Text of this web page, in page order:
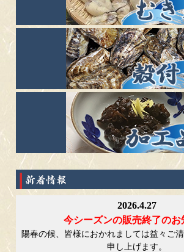
2026.4.27
今シーズンの販売終了のお
陽春の候、皆様におかれましては益々ご
申し上げます。